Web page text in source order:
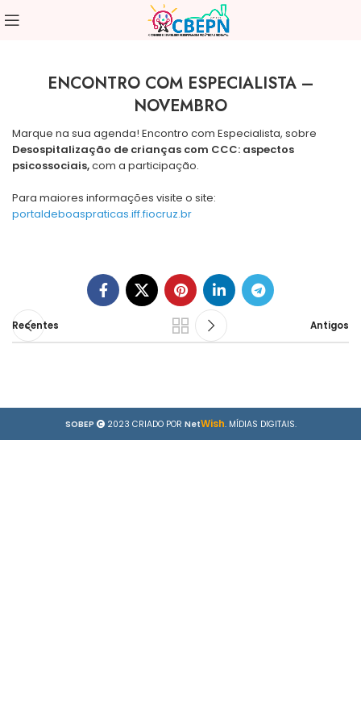
ENCONTRO COM ESPECIALISTA –
NOVEMBRO
Marque na sua agenda! Encontro com Especialista, sobre
Desospitalização de crianças com CCC: aspectos
psicossociais,com a participação.
Para maiores informações visite o site:
portaldeboaspraticas.iff.fiocruz.br
Recentes Antigos
SOBEP 2023 CRIADO POR NetWish. MÍDIAS DIGITAIS.